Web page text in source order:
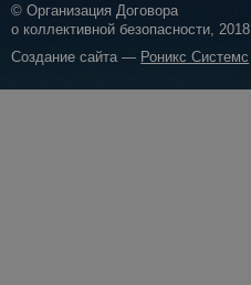
© Организация Договора
о коллективной безопасности, 2018
Создание сайта — Роникс Системс